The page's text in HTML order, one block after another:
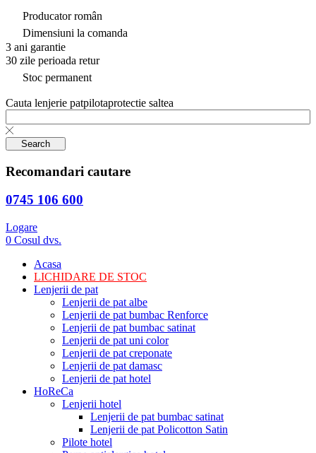
Producator român
Dimensiuni la comanda
3 ani garantie
30 zile perioada retur
Stoc permanent
Cauta lenjerie patpilotaprotectie saltea
Search
Recomandari cautare
0745 106 600
Logare
0 Cosul dvs.
Acasa
LICHIDARE DE STOC
Lenjerii de pat
Lenjerii de pat albe
Lenjerii de pat bumbac Renforce
Lenjerii de pat bumbac satinat
Lenjerii de pat uni color
Lenjerii de pat creponate
Lenjerii de pat damasc
Lenjerii de pat hotel
HoReCa
Lenjerii hotel
Lenjerii de pat bumbac satinat
Lenjerii de pat Policotton Satin
Pilote hotel